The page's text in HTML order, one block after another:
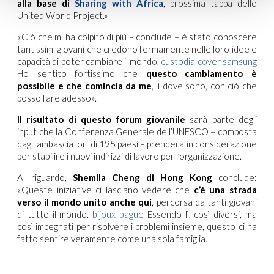
alla base diSharing with Africa, prossima tappa dello
United World Project.»
«Ciò che mi ha colpito di più – conclude – è stato conoscere
tantissimi giovani che credono fermamente nelle loro idee e
capacità di poter cambiare il mondo. custodia cover samsung
Ho sentito fortissimo che questo cambiamento è
possibile e che comincia da me, lì dove sono, con ciò che
posso fare adesso».
Il risultato di questo forum giovanile sarà parte degli
input che la Conferenza Generale dell’UNESCO – composta
dagli ambasciatori di 195 paesi – prenderà in considerazione
per stabilire i nuovi indirizzi di lavoro per l’organizzazione.
Al riguardo,Shemila Cheng di Hong Kongconclude:
«Queste iniziative ci lasciano vedere che c’è una strada
verso il mondo unito anche qui, percorsa da tanti giovani
di tutto il mondo. bijoux bague Essendo lì, così diversi, ma
così impegnati per risolvere i problemi insieme, questo ci ha
fatto sentire veramente come una sola famiglia.